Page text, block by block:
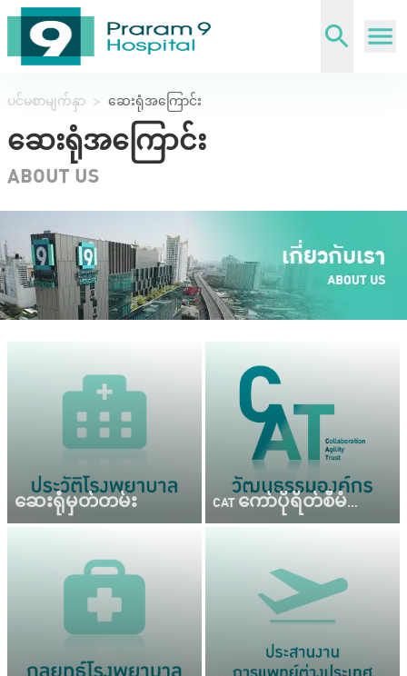
ပင်မစာမျက်နှာ > ဆေးရုံအကြောင်း
ဆေးရုံအကြောင်း
ABOUT US
ဆေးရုံမှတ်တမ်း CAT ကော်ပိုရိတ်စီမံခန့်ခွဲမှုအသစ်